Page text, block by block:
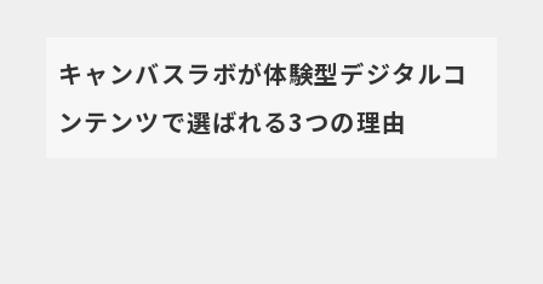
キャンバスラボが体験型デジタルコ
ンテンツで選ばれる3つの理由